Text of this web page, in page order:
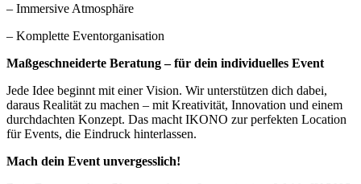
– Immersive Atmosphäre
– Komplette Eventorganisation
Maßgeschneiderte Beratung – für dein individuelles Event
Jede Idee beginnt mit einer Vision. Wir unterstützen dich dabei,
daraus Realität zu machen – mit Kreativität, Innovation und einem
durchdachten Konzept. Das macht IKONO zur perfekten Location
für Events, die Eindruck hinterlassen.
Mach dein Event unvergesslich!